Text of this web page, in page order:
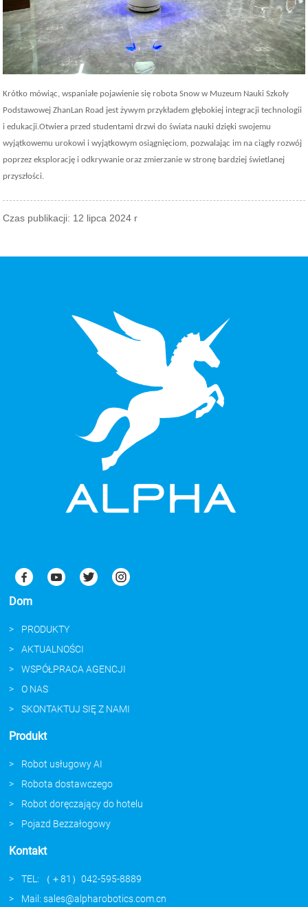
Krótko mówiąc, wspaniałe pojawienie się robota Snow w Muzeum Nauki Szkoły
Podstawowej ZhanLan Road jest żywym przykładem głębokiej integracji technologii
i edukacji.Otwiera przed studentami drzwi do świata nauki dzięki swojemu
wyjątkowemu urokowi i wyjątkowym osiągnięciom, pozwalając im na ciągły rozwój
poprzez eksplorację i odkrywanie oraz zmierzanie w stronę bardziej świetlanej
przyszłości.
Czas publikacji: 12 lipca 2024 r
Dom
PRODUKTY
AKTUALNOŚCI
WSPÓŁPRACA AGENCJI
O NAS
SKONTAKTUJ SIĘ Z NAMI
Produkt
Robot usługowy AI
Robota dostawczego
Robot doręczający do hotelu
Pojazd Bezzałogowy
Kontakt
TEL: （＋81）042-595-8889
Mail: sales@alpharobotics.com.cn